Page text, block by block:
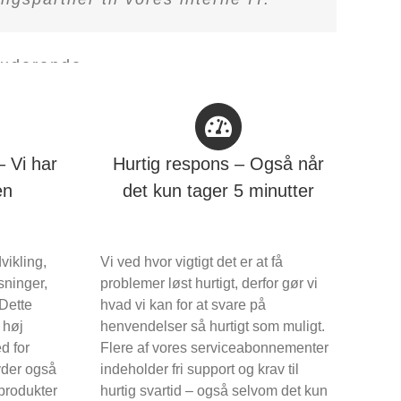
Vi har
høj
for
også
Hurtig respons – Også når
det kun tager 5 minutter
Vi ved hvor vigtigt det er at få
problemer løst hurtigt, derfor gør vi
hvad vi kan for at svare på
henvendelser så hurtigt som muligt.
Flere af vores serviceabonnementer
indeholder fri support og krav til
hurtig svartid – også selvom det kun